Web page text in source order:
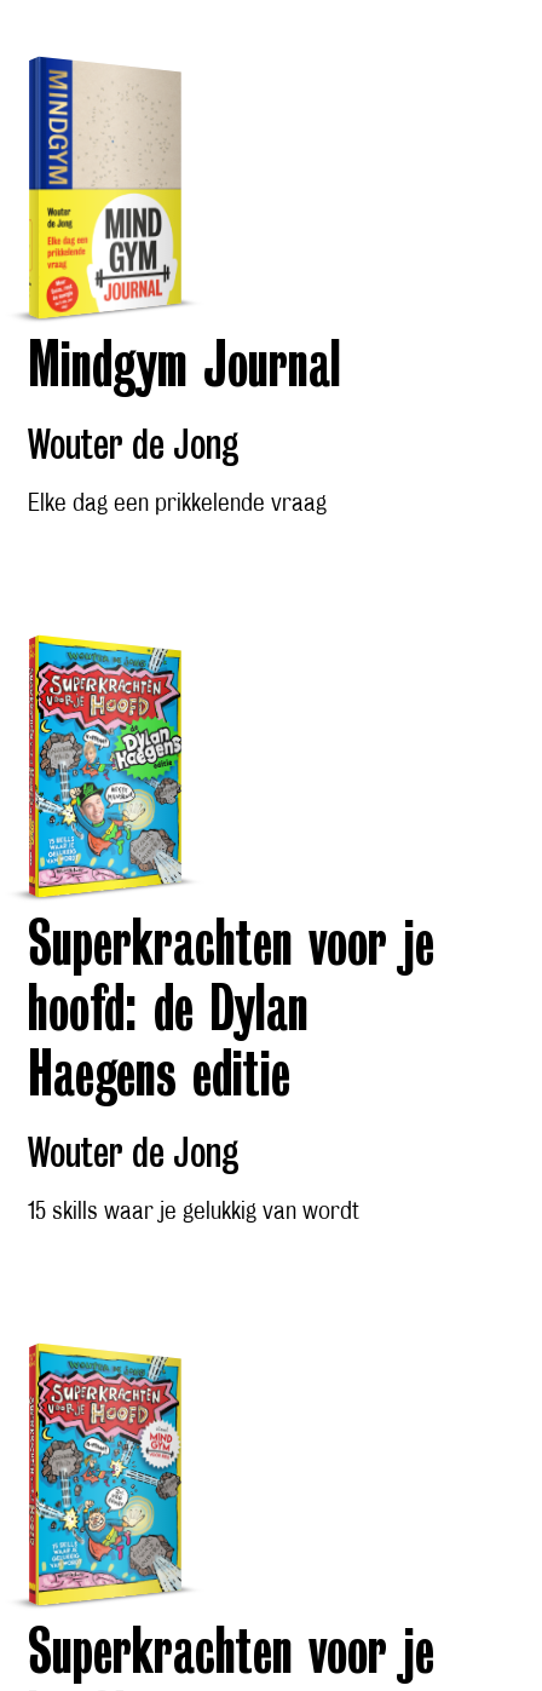
Mindgym Journal
Wouter de Jong
Elke dag een prikkelende vraag
Superkrachten voor je
hoofd: de Dylan
Haegens editie
Wouter de Jong
15 skills waar je gelukkig van wordt
Superkrachten voor je